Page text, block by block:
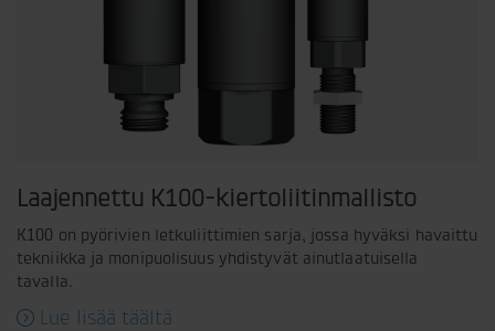
Laajennettu K100-kiertoliitinmallisto
K100 on pyörivien letkuliittimien sarja, jossa hyväksi havaittu
tekniikka ja monipuolisuus yhdistyvät ainutlaatuisella
tavalla.
Lue lisää täältä